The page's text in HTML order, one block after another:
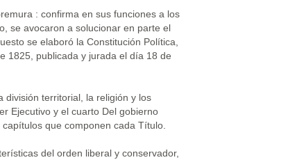
: confirma en sus funciones a los
se avocaron a solucionar en parte el
se elaboró la Constitución Política,
1825, publicada y jurada el día 18 de
división territorial, la religión y los
Ejecutivo y el cuarto Del gobierno
que componen cada Título.
del orden liberal y conservador,